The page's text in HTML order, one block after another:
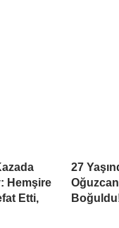
Hemşire
Etti,
27